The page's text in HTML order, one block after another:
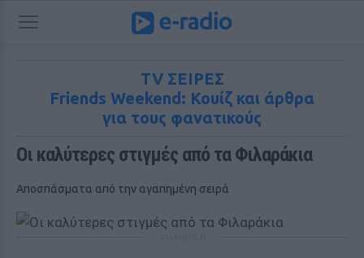
TV ΣΕΙΡΕΣ
Friends Weekend: Κουίζ και άρθρα
για τους φανατικούς
Oι καλύτερες στιγμές από τα Φιλαράκια
Αποσπάσματα από την αγαπημένη σειρά